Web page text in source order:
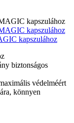
kapszulához
biztonságos
védelméért
könnyen